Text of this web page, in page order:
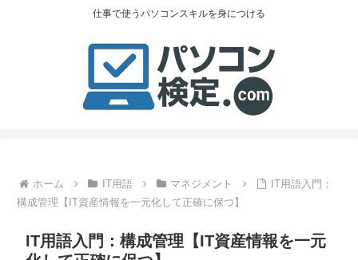
仕事で使うパソコンスキルを身につける
ホーム IT用語 マネジメント
IT用語入門：
構成管理【IT資産情報を一元化して正確に保つ】
IT用語入門：構成管理【IT資産情報を一元